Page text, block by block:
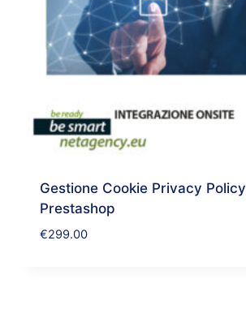
Gestione Cookie Privacy Policy
Prestashop
€299.00